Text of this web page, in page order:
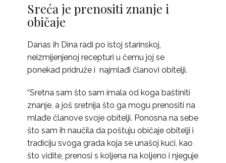
Sreća je prenositi znanje i
običaje
Danas ih Dina radi po istoj starinskoj,
neizmijenjenoj recepturi u čemu joj se
ponekad pridruže i najmlađi članovi obitelji.
“Sretna sam što sam imala od koga baštiniti
znanje, a još sretnija što ga mogu prenositi na
mlađe članove svoje obitelji. Ponosna na sebe
što sam ih naučila da poštuju običaje obitelji i
tradiciju svoga grada koja se unašoj kući, kao
što vidite, prenosi s koljena na koljeno i njeguje